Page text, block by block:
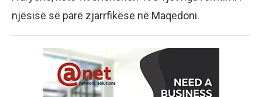
njësisë së parë zjarrfikëse në Maqedoni.